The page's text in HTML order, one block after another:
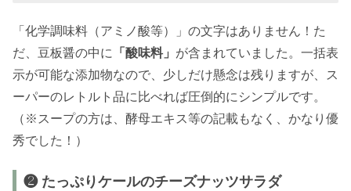
「化学調味料（アミノ酸等）」の文字はありません！た
だ、豆板醤の中に
「酸味料」 が含まれていました。一括表
示が可能な添加物なので、少しだけ懸念は残りますが、ス
ーパーのレトルト品に比べれば圧倒的にシンプルです。
（※スープの方は、酵母エキス等の記載もなく、かなり優
秀でした！）
❷ たっぷりケールのチーズナッツサラダ